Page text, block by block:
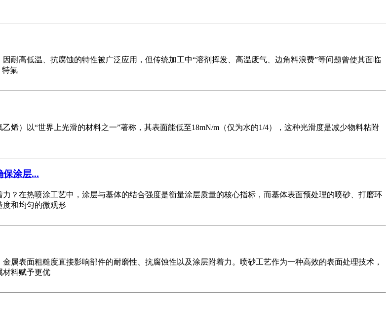
耐高低温、抗腐蚀的特性被广泛应用，但传统加工中“溶剂挥发、高温废气、边角料浪费”等问题曾使其面临
特氟
烯）以“世界上光滑的材料之一”著称，其表面能低至18mN/m（仅为水的1/4），这种光滑度是减少物料粘附
保涂层...
？在热喷涂工艺中，涂层与基体的结合强度是衡量涂层质量的核心指标，而基体表面预处理的喷砂、打磨环
度和均匀的微观形
属表面粗糙度直接影响部件的耐磨性、抗腐蚀性以及涂层附着力。喷砂工艺作为一种高效的表面处理技术，
材料赋予更优